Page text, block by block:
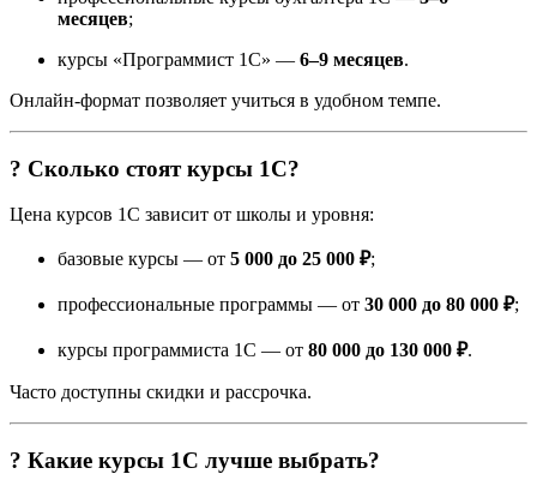
месяцев;
курсы «Программист 1С» — 6–9 месяцев.
Онлайн-формат позволяет учиться в удобном темпе.
? Сколько стоят курсы 1С?
Цена курсов 1С зависит от школы и уровня:
базовые курсы — от 5 000 до 25 000 ₽;
профессиональные программы — от 30 000 до 80 000 ₽;
курсы программиста 1С — от 80 000 до 130 000 ₽.
Часто доступны скидки и рассрочка.
? Какие курсы 1С лучше выбрать?